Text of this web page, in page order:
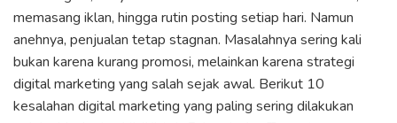
memasang iklan, hingga rutin posting setiap hari. Namun
anehnya, penjualan tetap stagnan. Masalahnya sering kali
bukan karena kurang promosi, melainkan karena strategi
digital marketing yang salah sejak awal. Berikut 10
kesalahan digital marketing yang paling sering dilakukan